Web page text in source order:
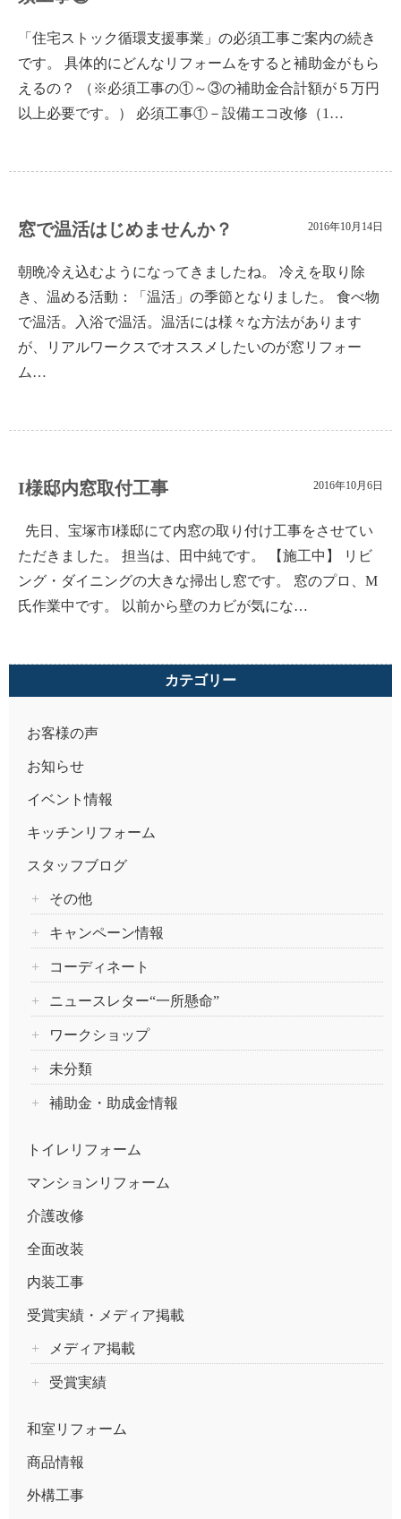
「住宅ストック循環支援事業」の必須工事ご案内の続き
です。 具体的にどんなリフォームをすると補助金がもら
えるの？ （※必須工事の①～③の補助金合計額が５万円
以上必要です。） 必須工事①－設備エコ改修（1…
窓で温活はじめませんか？ 2016年10月14日
朝晩冷え込むようになってきましたね。 冷えを取り除
き、温める活動：「温活」の季節となりました。 食べ物
で温活。入浴で温活。温活には様々な方法があります
が、リアルワークスでオススメしたいのが窓リフォー
ム…
I様邸内窓取付工事 2016年10月6日
先日、宝塚市I様邸にて内窓の取り付け工事をさせてい
ただきました。 担当は、田中純です。 【施工中】 リビ
ング・ダイニングの大きな掃出し窓です。 窓のプロ、M
氏作業中です。 以前から壁のカビが気にな…
カテゴリー
お客様の声
お知らせ
イベント情報
キッチンリフォーム
スタッフブログ
その他
キャンペーン情報
コーディネート
ニュースレター“一所懸命”
ワークショップ
未分類
補助金・助成金情報
トイレリフォーム
マンションリフォーム
介護改修
全面改装
内装工事
受賞実績・メディア掲載
メディア掲載
受賞実績
和室リフォーム
商品情報
外構工事